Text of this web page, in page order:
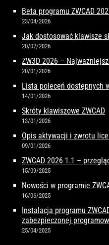
Beta programu ZWCAD
23/04/2026
Jak dostosować klawisze
20/02/2026
ZW3D 2026 –
20/01/2026
Lista poleceń dostępnych
14/01/2026
Skróty klawiszowe ZWCAD
13/01/2026
Opis aktywacji i zwrotu
09/01/2026
ZWCAD 2026 1.1 –
15/09/2025
Nowości w programie
16/06/2025
Instalacja programu
zabezpieczonej
25/04/2025